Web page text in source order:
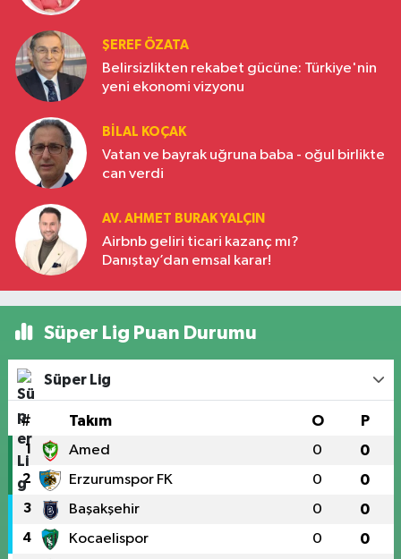
ŞEREF ÖZATA
Belirsizlikten rekabet gücüne: Türkiye'nin
yeni ekonomi vizyonu
BILAL KOÇAK
Vatan ve bayrak uğruna baba - oğul birlikte
can verdi
AV. AHMET BURAK YALÇIN
Airbnb geliri ticari kazanç mı?
Danıştay’dan emsal karar!
Süper Lig Puan Durumu
Süper Lig
# Takım O P
1 Amed 0 0
2 Erzurumspor FK 0 0
3 Başakşehir 0 0
4 Kocaelispor 0 0